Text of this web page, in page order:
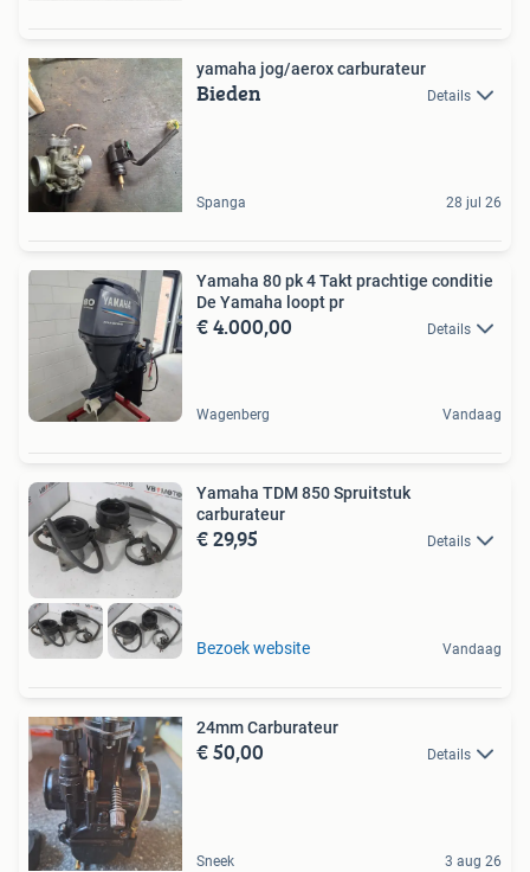
yamaha jog/aerox carburateur
Bieden Details
Spanga 28 jul 26
Yamaha 80 pk 4 Takt prachtige conditie
De Yamaha loopt pr
€ 4.000,00 Details
Wagenberg Vandaag
Yamaha TDM 850 Spruitstuk
carburateur
€ 29,95 Details
Bezoek website Vandaag
24mm Carburateur
€ 50,00 Details
Sneek 3 aug 26